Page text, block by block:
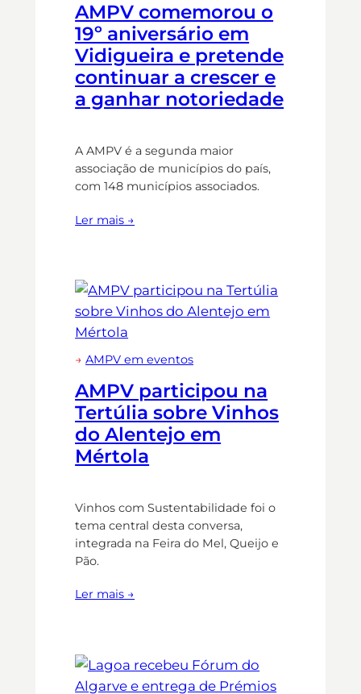
AMPV comemorou o
19º aniversário em
Vidigueira e pretende
continuar a crescer e
a ganhar notoriedade
A AMPV é a segunda maior
associação de municípios do país,
com 148 municípios associados.
Ler mais →
→AMPV em eventos
AMPV participou na
Tertúlia sobre Vinhos
do Alentejo em
Mértola
Vinhos com Sustentabilidade foi o
tema central desta conversa,
integrada na Feira do Mel, Queijo e
Pão.
Ler mais →